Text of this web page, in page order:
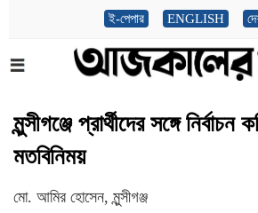
ই-পেপার ENGLISH
মুন্সীগঞ্জে প্রার্থীদের সঙ্গে নির্বাচন
মতবিনিময়
মো. আমির হোসেন, মুন্সীগঞ্জ